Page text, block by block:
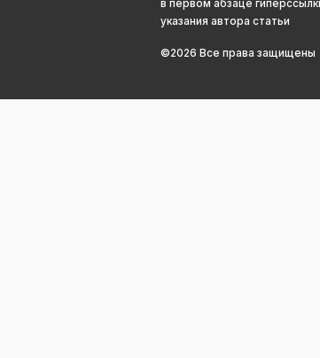
в первом абзаце
указания автора статьи
©2026 Все права защищены